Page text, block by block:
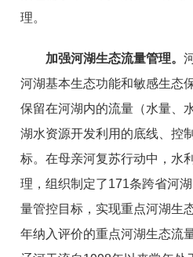
理。
加强河湖生态流量管理。
河湖基本生态功能和敏感生态
保留在河湖内的流量（水量、
湖水资源开发利用的底线、控
标。在母亲河复苏行动中，水
理，组织制定了171条跨省河
量管控目标，实现重点河湖生
年纳入评价的重点河湖生态流